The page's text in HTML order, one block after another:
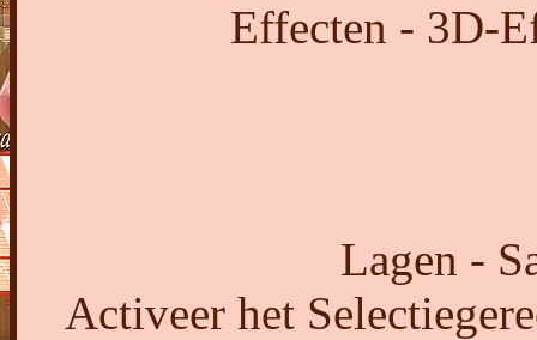
Effecten - 3D-
Lagen -
Activeer het